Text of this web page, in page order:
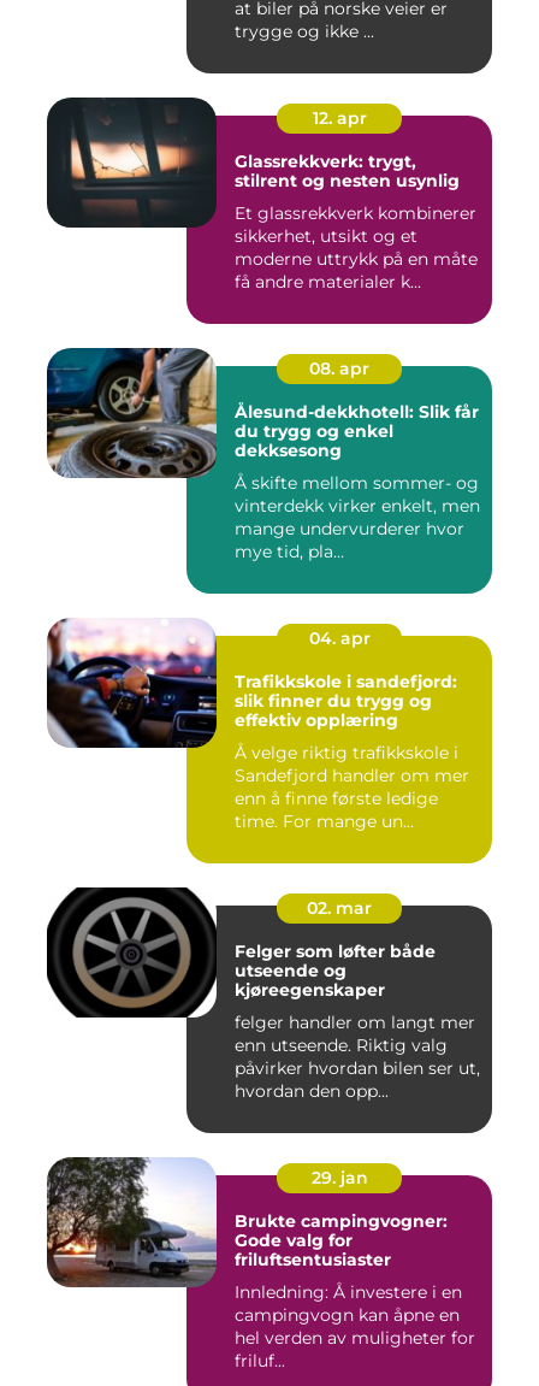
at biler på norske veier er
trygge og ikke ...
12. apr
Glassrekkverk: trygt,
stilrent og nesten usynlig
Et glassrekkverk kombinerer
sikkerhet, utsikt og et
moderne uttrykk på en måte
få andre materialer k...
08. apr
Ålesund-dekkhotell: Slik får
du trygg og enkel
dekksesong
Å skifte mellom sommer- og
vinterdekk virker enkelt, men
mange undervurderer hvor
mye tid, pla...
04. apr
Trafikkskole i sandefjord:
slik finner du trygg og
effektiv opplæring
Å velge riktig trafikkskole i
Sandefjord handler om mer
enn å finne første ledige
time. For mange un...
02. mar
Felger som løfter både
utseende og
kjøreegenskaper
felger handler om langt mer
enn utseende. Riktig valg
påvirker hvordan bilen ser ut,
hvordan den opp...
29. jan
Brukte campingvogner:
Gode valg for
friluftsentusiaster
Innledning: Å investere i en
campingvogn kan åpne en
hel verden av muligheter for
friluf...